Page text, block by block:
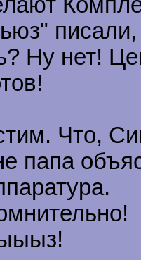
Ну нет!
Что,
папа